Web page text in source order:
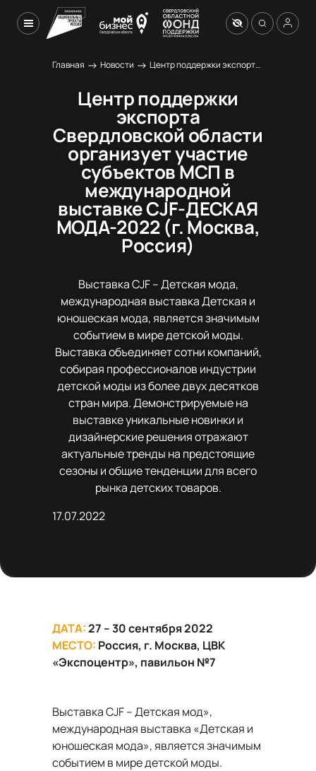
Главная → Новости → Центр поддержки экспорта Свердловской области организует участие субъектов МСП в международной выставке СJF-ДЕСКАЯ МОДА-2022 (г. Москва, Россия)
Центр поддержки
экспорта
Свердловской области
организует участие
субъектов МСП в
международной
выставке СJF-ДЕСКАЯ
МОДА-2022 (г. Москва,
Россия)
Выставка CJF – Детская мода,
международная выставка Детская и
юношеская мода, является значимым
событием в мире детской моды.
Выставка объединяет сотни компаний,
собирая профессионалов индустрии
детской моды из более двух десятков
стран мира. Демонстрируемые на
выставке уникальные новинки и
дизайнерские решения отражают
актуальные тренды на предстоящие
сезоны и общие тенденции для всего
рынка детских товаров.
17.07.2022
ДАТА:27 – 30 сентября 2022
МЕСТО: Россия, г. Москва, ЦВК
«Экспоцентр», павильон №7
Выставка CJF – Детская мод»,
международная выставка «Детская и
юношеская мода», является значимым
событием в мире детской моды.